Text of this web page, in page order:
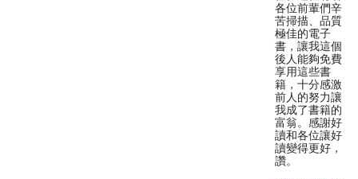
各位前輩們辛
苦掃描、品質
極佳的電子
書，讓我這個
後人能夠免費
享用這些書
籍，十分感激
前人的努力讓
我成了書籍的
富翁。感謝好
讀和各位讓好
讀變得更好，
讚。